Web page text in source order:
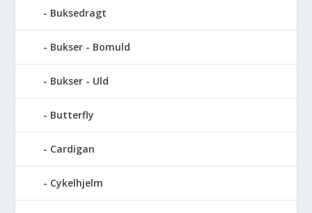
Buksedragt
Bukser - Bomuld
Bukser - Uld
Butterfly
Cardigan
Cykelhjelm